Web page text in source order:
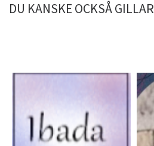
DU KANSKE OCKSÅ GILLAR